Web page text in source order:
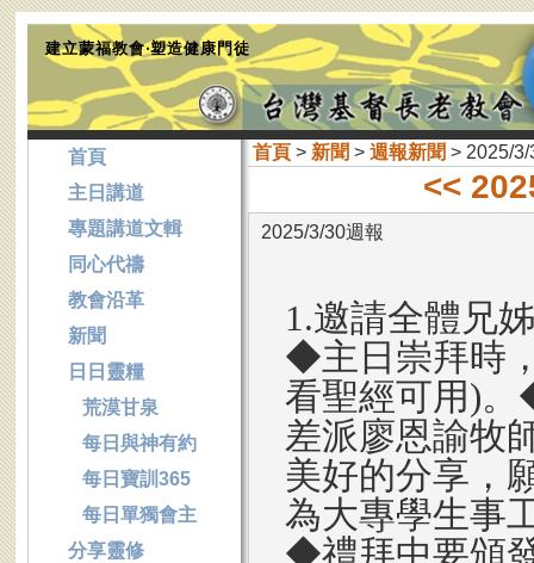
建立蒙福教會‧塑造健康門徒
首頁> 新聞 > 週報新聞 > 2025/3/
<<
2025/3/30週報
1.邀請全體兄
◆主日崇拜時
看聖經可用)
差派廖恩諭牧
美好的分享，
為大專學生事
◆禮拜中要頒
首頁
主日講道
專題講道文輯
同心代禱
教會沿革
新聞
日日靈糧
荒漠甘泉
每日與神有約
每日寶訓365
每日單獨會主
分享靈修